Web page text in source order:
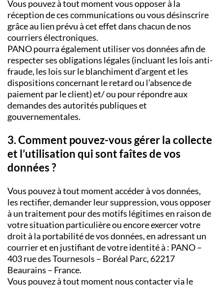
Vous pouvez à tout moment vous opposer à la
réception de ces communications ou vous désinscrire
grâce au lien prévu à cet effet dans chacun de nos
courriers électroniques.
PANO pourra également utiliser vos données afin de
respecter ses obligations légales (incluant les lois anti-
fraude, les lois sur le blanchiment d’argent et les
dispositions concernant le retard ou l’absence de
paiement par le client) et/ ou pour répondre aux
demandes des autorités publiques et
gouvernementales.
3. Comment pouvez-vous gérer la collecte
et l’utilisation qui sont faîtes de vos
données ?
Vous pouvez à tout moment accéder à vos données,
les rectifier, demander leur suppression, vous opposer
à un traitement pour des motifs légitimes en raison de
votre situation particulière ou encore exercer votre
droit à la portabilité de vos données, en adressant un
courrier et en justifiant de votre identité à : PANO –
403 rue des Tournesols – Boréal Parc, 62217
Beaurains – France.
Vous pouvez à tout moment nous contacter via le